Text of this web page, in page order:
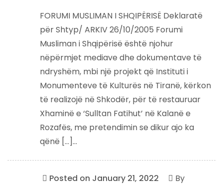
FORUMI MUSLIMAN I SHQIPËRISË Deklaratë
për Shtyp/ ARKIV 26/10/2005 Forumi
Musliman i Shqipërisë është njohur
nëpërmjet mediave dhe dokumentave të
ndryshëm, mbi një projekt që Instituti i
Monumenteve të Kulturës në Tiranë, kërkon
të realizojë në Shkodër, për të restauruar
Xhaminë e ‘Sulltan Fatihut’ në Kalanë e
Rozafës, me pretendimin se dikur ajo ka
qënë […]...
Posted on January 21, 2022
By